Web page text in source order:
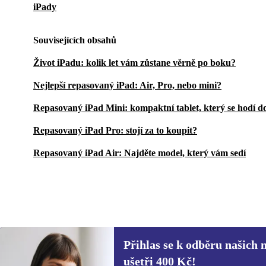
iPady
Souvisejících obsahů
Život iPadu: kolik let vám zůstane věrně po boku?
Nejlepší repasovaný iPad: Air, Pro, nebo mini?
Repasovaný iPad Mini: kompaktní tablet, který se hodí
Repasovaný iPad Pro: stojí za to koupit?
Repasovaný iPad Air: Najděte model, který vám sedí
16 015 Kč
Přihlas se k odběru našich
ušetři 400 Kč!